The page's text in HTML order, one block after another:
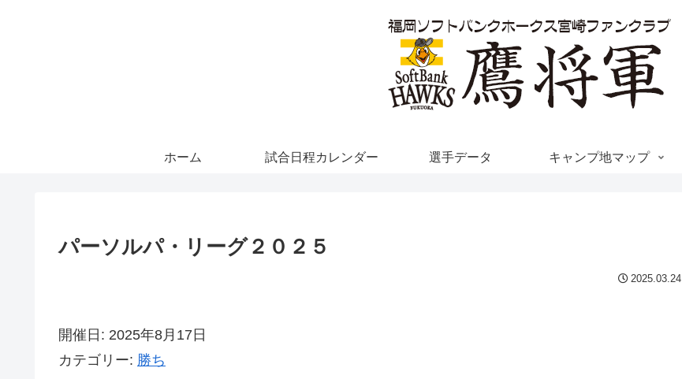
ホーム 試合日程カレンダー 選手データ キャンプ地マップ
パーソルパ・リーグ２０２５
2025.03.24
開催日: 2025年8月17日
カテゴリー: 勝ち